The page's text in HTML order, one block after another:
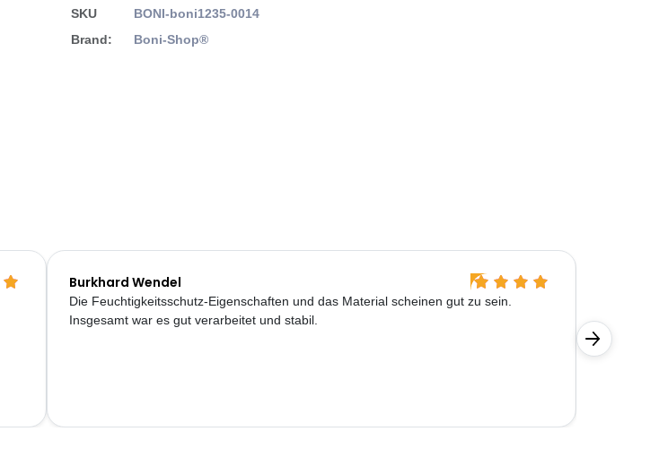
SKU
BONI-boni1235-0014
Brand:
Boni-Shop®
Burkhard Wendel
Die Feuchtigkeitsschutz-Eigenschaften und das Material scheinen gut zu sein.
Insgesamt war es gut verarbeitet und stabil.
Qualität